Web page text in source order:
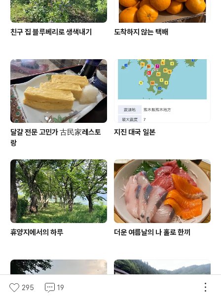
친구 집 블루베리로 생색내기 도착하지 않는 택배
달걀 전문 고민가 古民家레스토
랑
지진 대국 일본
휴양지에서의 하루 더운 여름날의 나 홀로 한끼
295 19